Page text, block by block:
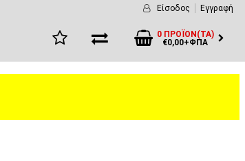
Είσοδος Εγγραφή
0 ΠΡΟΪΌΝ(ΤΑ)
€0,00+ΦΠΑ